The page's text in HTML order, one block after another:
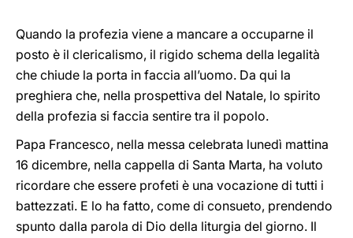
Quando la profezia viene a mancare a occuparne il
posto è il clericalismo, il rigido schema della legalità
che chiude la porta in faccia all’uomo. Da qui la
preghiera che, nella prospettiva del Natale, lo spirito
della profezia si faccia sentire tra il popolo.
Papa Francesco, nella messa celebrata lunedì mattina
16 dicembre, nella cappella di Santa Marta, ha voluto
ricordare che essere profeti è una vocazione di tutti i
battezzati. E lo ha fatto, come di consueto, prendendo
spunto dalla parola di Dio della liturgia del giorno. Il